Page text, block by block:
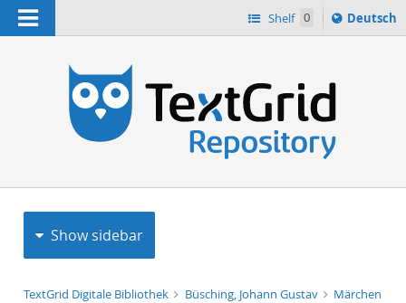
Navigation Shelf 0
Sprache
ï¿½ndern
Deutsch
Show sidebar
TextGrid Digitale Bibliothek Büsching, Johann Gustav
Märchen